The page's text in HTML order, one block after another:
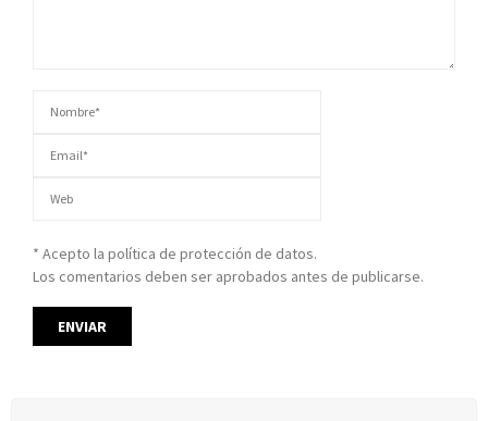
* Acepto la política de protección de datos.
Los comentarios deben ser aprobados antes de publicarse.